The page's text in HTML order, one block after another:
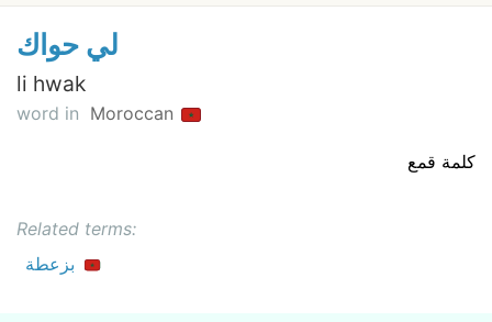
لي حواك
li hwak
word in Moroccan
كلمة قمع
Related terms:
بزعطة